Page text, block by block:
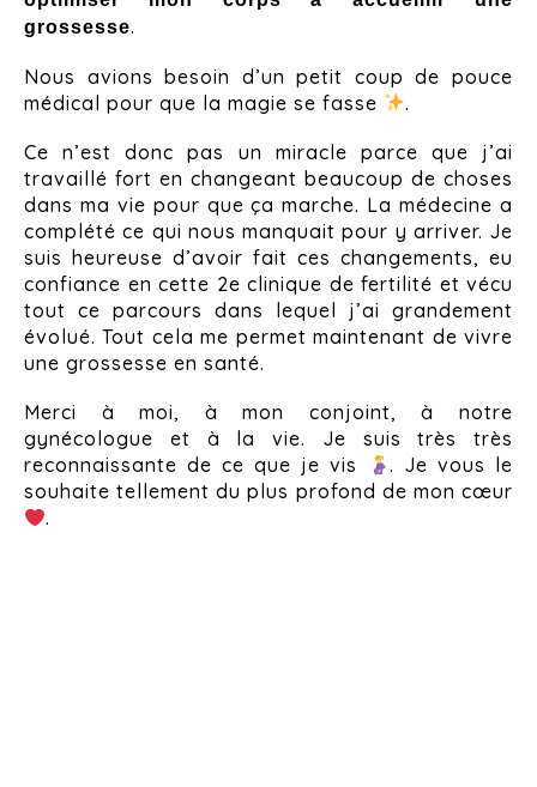
grossesse.
Nous avions besoin d’un petit coup de pouce
médical pour que la magie se fasse
.
Ce n’est donc pas un miracle parce que j’ai
travaillé fort en changeant beaucoup de choses
dans ma vie pour que ça marche. La médecine a
complété ce qui nous manquait pour y arriver. Je
suis heureuse d’avoir fait ces changements, eu
confiance en cette 2e clinique de fertilité et vécu
tout ce parcours dans lequel j’ai grandement
évolué. Tout cela me permet maintenant de vivre
une grossesse en santé.
Merci à moi, à mon conjoint, à notre
gynécologue et à la vie. Je suis très très
reconnaissante de ce que je vis
. Je vous le
souhaite tellement du plus profond de mon cœur
.